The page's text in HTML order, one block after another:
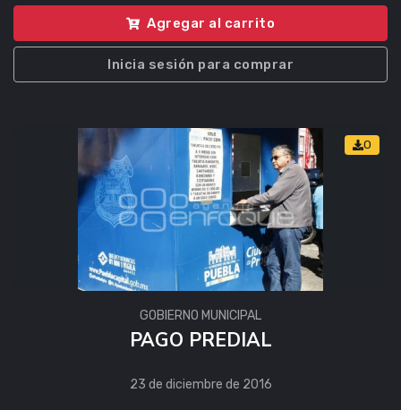
Agregar al carrito
Inicia sesión para comprar
0
GOBIERNO MUNICIPAL
PAGO PREDIAL
23 de diciembre de 2016